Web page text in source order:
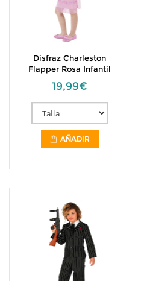
Disfraz Charleston
Flapper Rosa Infantil
19,99€
AÑADIR